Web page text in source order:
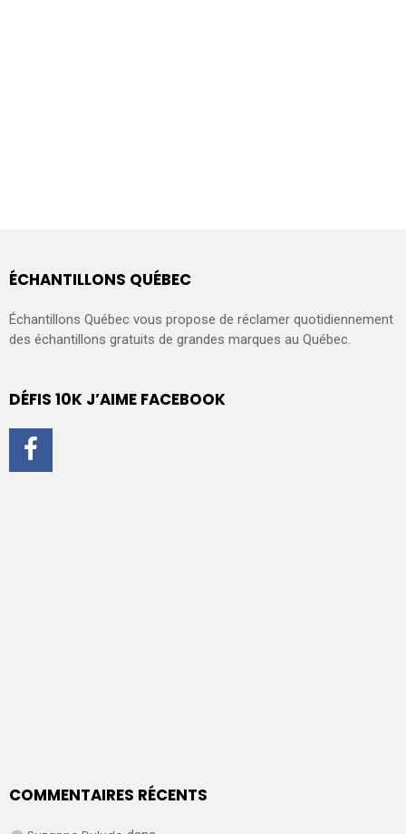
ÉCHANTILLONS QUÉBEC
Échantillons Québec vous propose de réclamer quotidiennement
des échantillons gratuits de grandes marques au Québec.
DÉFIS 10K J’AIME FACEBOOK
COMMENTAIRES RÉCENTS